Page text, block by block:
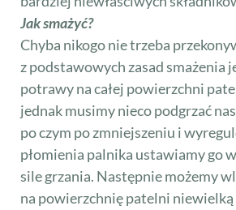
Jak smażyć?
Chyba nikogo nie trzeba
z podstawowych zasad smażenia
potrawy na całej powierzchni
jednak musimy nieco podgrzać
po czym po zmniejszeniu i
płomienia palnika ustawiamy go
sile grzania. Następnie możemy
na powierzchnię patelni